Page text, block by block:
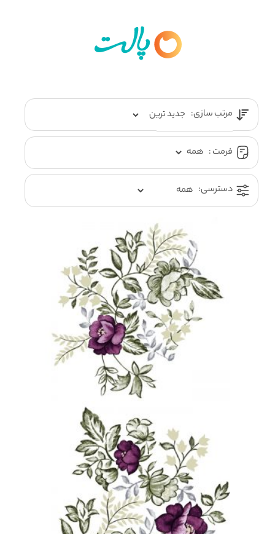
مرتب سازی:
فرمت :
دسترسی: